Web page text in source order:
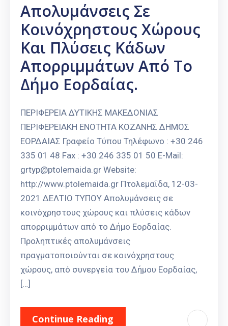
Απολυμάνσεις Σε
Κοινόχρηστους Χώρους
Και Πλύσεις Κάδων
Απορριμμάτων Από Το
Δήμο Εορδαίας.
ΠΕΡΙΦΕΡΕΙΑ ΔΥΤΙΚΗΣ ΜΑΚΕΔΟΝΙΑΣ
ΠΕΡΙΦΕΡΕΙΑΚΗ ΕΝΟΤΗΤΑ ΚΟΖΑΝΗΣ ΔΗΜΟΣ
ΕΟΡΔΑΙΑΣ Γραφείο Τύπου Τηλέφωνο : +30 246
335 01 48 Fax : +30 246 335 01 50 E-Mail:
grtyp@ptolemaida.gr Website:
http://www.ptolemaida.gr Πτολεμαΐδα, 12-03-
2021 ΔΕΛΤΙΟ ΤΥΠΟΥ Απολυμάνσεις σε
κοινόχρηστους χώρους και πλύσεις κάδων
απορριμμάτων από το Δήμο Εορδαίας.
Προληπτικές απολυμάνσεις
πραγματοποιoύνται σε κοινόχρηστους
χώρους, από συνεργεία του Δήμου Εορδαίας,
[…]
Continue Reading